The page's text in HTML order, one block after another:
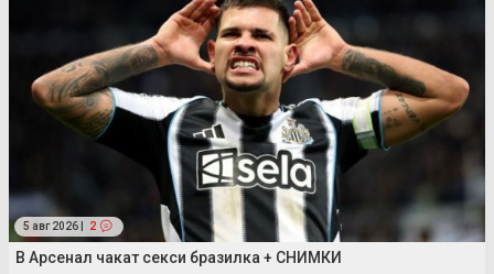
5 авг 2026 | 2
В Арсенал чакат секси бразилка + СНИМКИ